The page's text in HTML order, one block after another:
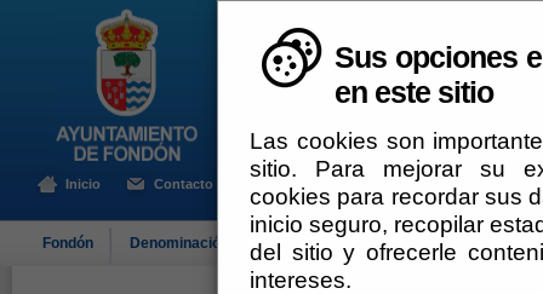
Sus opciones
en este sitio
Las cookies son
sitio. Para mejorar su
cookies para recordar sus
inicio seguro, recopilar
del sitio y ofrecerle
intereses.
Inicio Contacto
Fondón Denominación de Origen El Ayuntamiento Turismo